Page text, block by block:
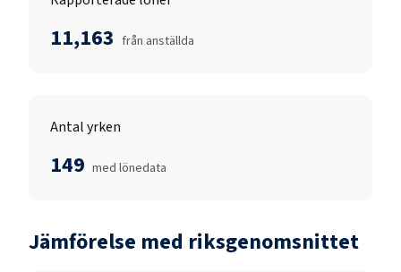
11,163 från anställda
Antal yrken
149 med lönedata
Jämförelse med riksgenomsnittet